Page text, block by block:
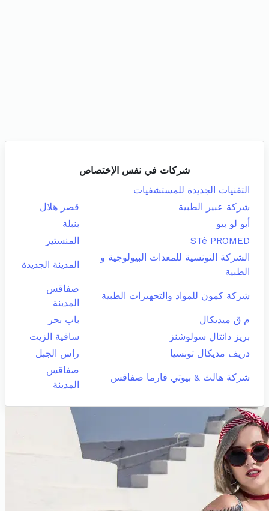
شركات في نفس الإختصاص
التقنيات الجديدة للمستشفيات
شركة عبير الطبية
قصر هلال
أبو لو بيو
بنبلة
STé PROMED
المنستير
الشركة التونسية للمعدات البيولوجية و
الطبية
المدينة الجديدة
شركة كمون للمواد والتجهيزات الطبية
صفاقس
المدينة
م ق ميديكال
باب بحر
بريز دانتال سولوشنز
ساقية الزيت
دريف مديكال تونسيا
راس الجبل
شركة هالث & بيوتي فارما صفاقس
صفاقس
المدينة